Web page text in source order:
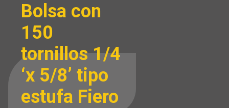
Bolsa con
150
tornillos 1/4
‘x 5/8’ tipo
estufa Fiero